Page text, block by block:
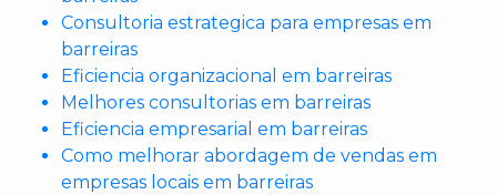
Consultoria estrategica para empresas em
barreiras
Eficiencia organizacional em barreiras
Melhores consultorias em barreiras
Eficiencia empresarial em barreiras
Como melhorar abordagem de vendas em
empresas locais em barreiras